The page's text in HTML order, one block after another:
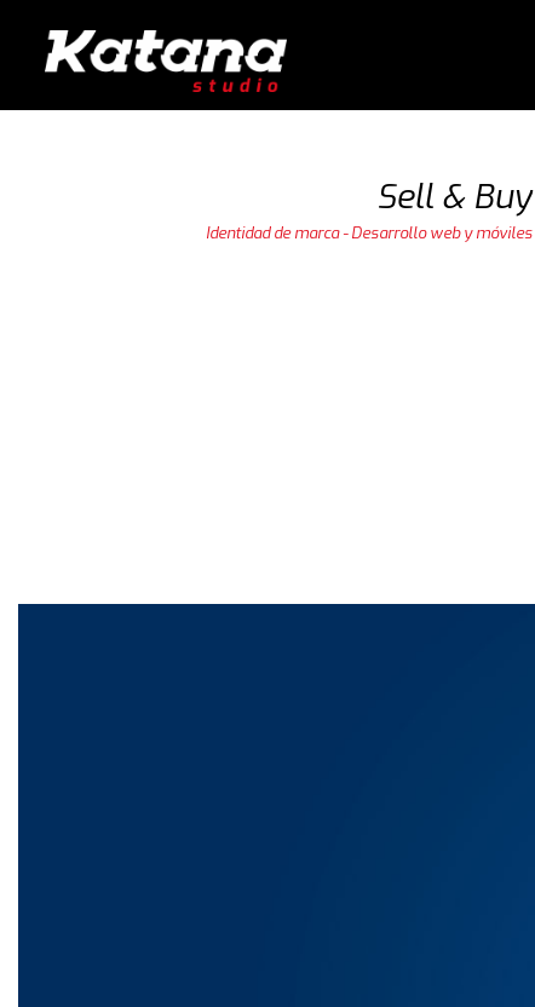
Sell & Buy
Identidad de marca - Desarrollo web y móviles